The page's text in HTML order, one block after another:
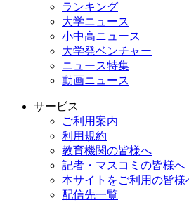
ランキング
大学ニュース
小中高ニュース
大学発ベンチャー
ニュース特集
動画ニュース
サービス
ご利用案内
利用規約
教育機関の皆様へ
記者・マスコミの皆様へ
本サイトをご利用の皆様
配信先一覧